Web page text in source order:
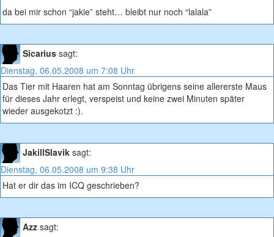
da bei mir schon “jakie” steht… bleibt nur noch “lalala”
Sicarius sagt:
Dienstag, 06.05.2008 um 7:08 Uhr
Das Tier mit Haaren hat am Sonntag übrigens seine allererste Maus
für dieses Jahr erlegt, verspeist und keine zwei Minuten später
wieder ausgekotzt :).
JakillSlavik sagt:
Dienstag, 06.05.2008 um 9:38 Uhr
Hat er dir das im ICQ geschrieben?
Azz sagt: